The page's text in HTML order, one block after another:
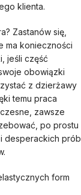
klienta.
Zastanów się,
ma konieczności
jeśli część
obowiązki
z dzierżawy
temu praca
zawsze
po prostu
desperackich prób
form